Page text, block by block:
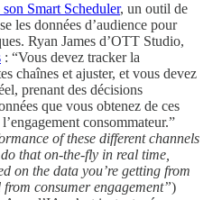
Smart Scheduler, un outil de
les données d’audience pour
Ryan James d’OTT Studio,
: “Vous devez tracker la
chaînes et ajuster, et vous devez
prenant des décisions
que vous obtenez de ces
consommateur.”
of these different channels
that on-the-fly in real time,
on the data you’re getting from
consumer engagement”)